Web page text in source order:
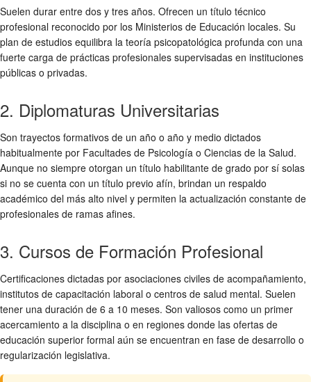
Suelen durar entre dos y tres años. Ofrecen un título técnico
profesional reconocido por los Ministerios de Educación locales. Su
plan de estudios equilibra la teoría psicopatológica profunda con una
fuerte carga de prácticas profesionales supervisadas en instituciones
públicas o privadas.
2. Diplomaturas Universitarias
Son trayectos formativos de un año o año y medio dictados
habitualmente por Facultades de Psicología o Ciencias de la Salud.
Aunque no siempre otorgan un título habilitante de grado por sí solas
si no se cuenta con un título previo afín, brindan un respaldo
académico del más alto nivel y permiten la actualización constante de
profesionales de ramas afines.
3. Cursos de Formación Profesional
Certificaciones dictadas por asociaciones civiles de acompañamiento,
institutos de capacitación laboral o centros de salud mental. Suelen
tener una duración de 6 a 10 meses. Son valiosos como un primer
acercamiento a la disciplina o en regiones donde las ofertas de
educación superior formal aún se encuentran en fase de desarrollo o
regularización legislativa.